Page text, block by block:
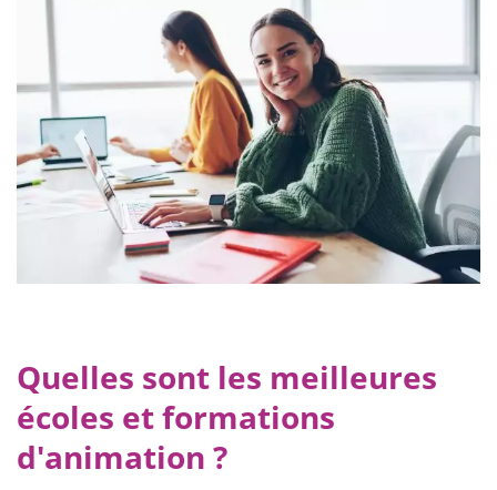
Quelles sont les meilleures
écoles et formations
d'animation ?